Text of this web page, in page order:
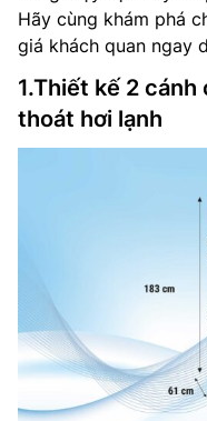
Hãy cùng khám phá
giá khách quan ngay
1.Thiết kế 2
thoát hơi lạnh